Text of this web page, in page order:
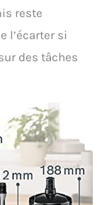
reste
l’écarter si
des tâches